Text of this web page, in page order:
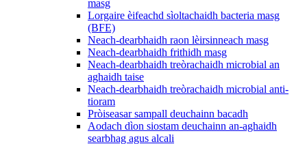
masg
Lorgaire èifeachd sìoltachaidh bacteria masg
(BFE)
Neach-dearbhaidh raon lèirsinneach masg
Neach-dearbhaidh frithidh masg
Neach-dearbhaidh treòrachaidh microbial an
aghaidh taise
Neach-dearbhaidh treòrachaidh microbial anti-
tioram
Pròiseasar sampall deuchainn bacadh
Aodach dìon siostam deuchainn an-aghaidh
searbhag agus alcali